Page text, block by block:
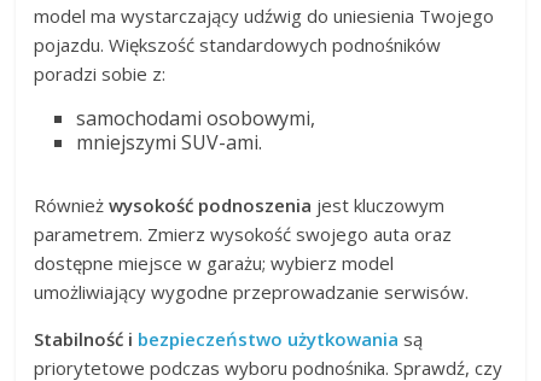
model ma wystarczający udźwig do uniesienia Twojego
pojazdu. Większość standardowych podnośników
poradzi sobie z:
samochodami osobowymi,
mniejszymi SUV-ami.
Równieżwysokość podnoszenia jest kluczowym
parametrem. Zmierz wysokość swojego auta oraz
dostępne miejsce w garażu; wybierz model
umożliwiający wygodne przeprowadzanie serwisów.
Stabilność i bezpieczeństwo użytkowania są
priorytetowe podczas wyboru podnośnika. Sprawdź, czy